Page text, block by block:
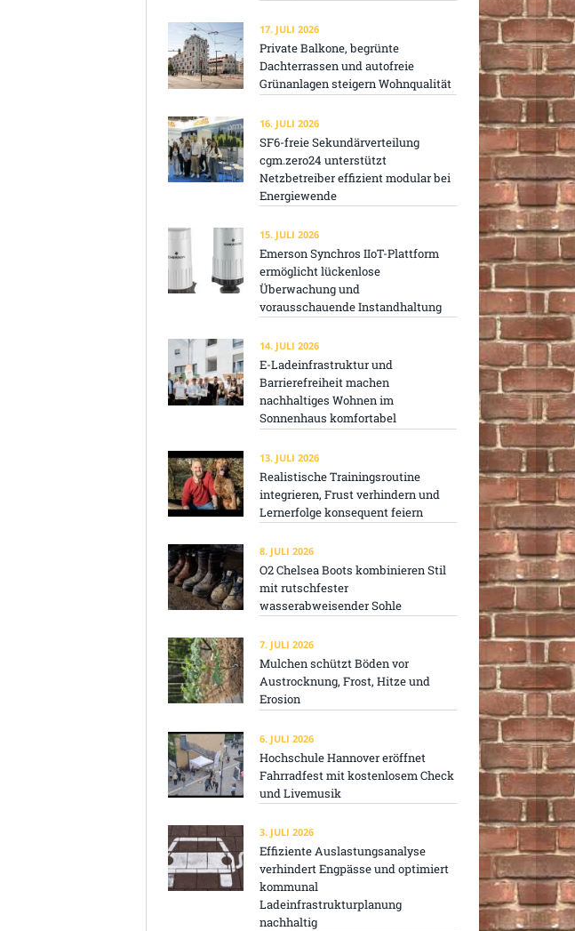
17. JULI 2026
Private Balkone, begrünte
Dachterrassen und autofreie
Grünanlagen steigern Wohnqualität
16. JULI 2026
SF6-freie Sekundärverteilung
cgm.zero24 unterstützt
Netzbetreiber effizient modular bei
Energiewende
15. JULI 2026
Emerson Synchros IIoT-Plattform
ermöglicht lückenlose
Überwachung und
vorausschauende Instandhaltung
14. JULI 2026
E-Ladeinfrastruktur und
Barrierefreiheit machen
nachhaltiges Wohnen im
Sonnenhaus komfortabel
13. JULI 2026
Realistische Trainingsroutine
integrieren, Frust verhindern und
Lernerfolge konsequent feiern
8. JULI 2026
O2 Chelsea Boots kombinieren Stil
mit rutschfester
wasserabweisender Sohle
7. JULI 2026
Mulchen schützt Böden vor
Austrocknung, Frost, Hitze und
Erosion
6. JULI 2026
Hochschule Hannover eröffnet
Fahrradfest mit kostenlosem Check
und Livemusik
3. JULI 2026
Effiziente Auslastungsanalyse
verhindert Engpässe und optimiert
kommunal
Ladeinfrastrukturplanung
nachhaltig